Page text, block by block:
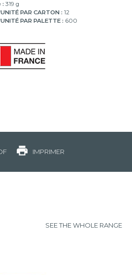
: 319 g
PAR CARTON : 12
PAR PALETTE : 600
IMPRIMER
SEE THE WHOLE RANGE